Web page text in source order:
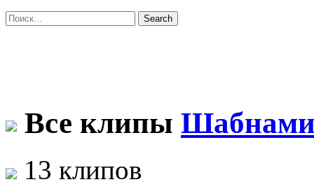
Все клипы
13 клипов